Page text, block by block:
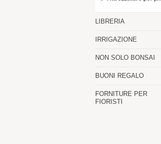
LIBRERIA
IRRIGAZIONE
NON SOLO BONSAI
BUONI REGALO
FORNITURE PER
FIORISTI